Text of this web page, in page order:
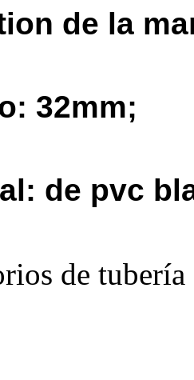
de la
32mm;
de pvc
de tubería